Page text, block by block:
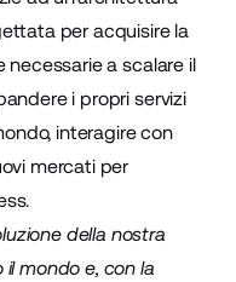
per acquisire la
necessarie a scalare il
i propri servizi
interagire con
mercati per
della nostra
mondo e, con la